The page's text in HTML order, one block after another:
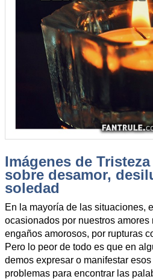
Imágenes de
sobre desamor,
soledad
En la mayoría de las situaciones,
ocasionados por nuestros
engaños amorosos, por rupturas
Pero lo peor de todo es que en
demos expresar o manifestar
problemas para encontrar las